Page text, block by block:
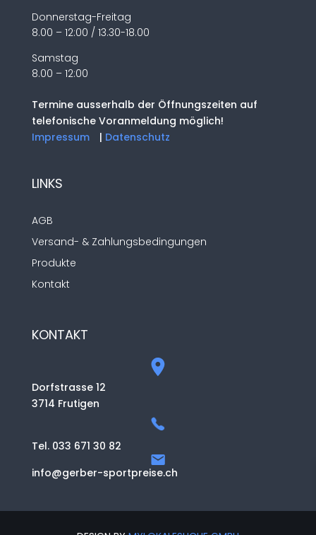
Donnerstag-Freitag
8.00 – 12:00 / 13.30-18.00
Samstag
8.00 – 12:00
Termine ausserhalb der Öffnungszeiten auf
telefonische Voranmeldung möglich!
Impressum
| Datenschutz
LINKS
AGB
Versand- & Zahlungsbedingungen
Produkte
Kontakt
KONTAKT
Dorfstrasse 12
3714 Frutigen
Tel. 033 671 30 82
info@gerber-sportpreise.ch